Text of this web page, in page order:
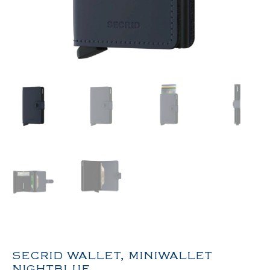
SECRID WALLET, MINIWALLET